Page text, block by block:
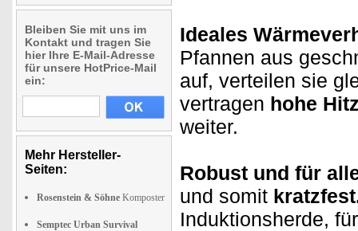
Bleiben Sie mit uns im
Kontakt und tragen Sie
hier Ihre E-Mail-Adresse
für unsere HotPrice-Mail
ein:
Mehr Hersteller-
Seiten:
Rosenstein & Söhne Komposter
Semptec Urban Survival
Ideales
Pfannen aus
auf, verteilen sie
vertragen hohe
weiter.
Robust und für
und somit
Induktionsherde,